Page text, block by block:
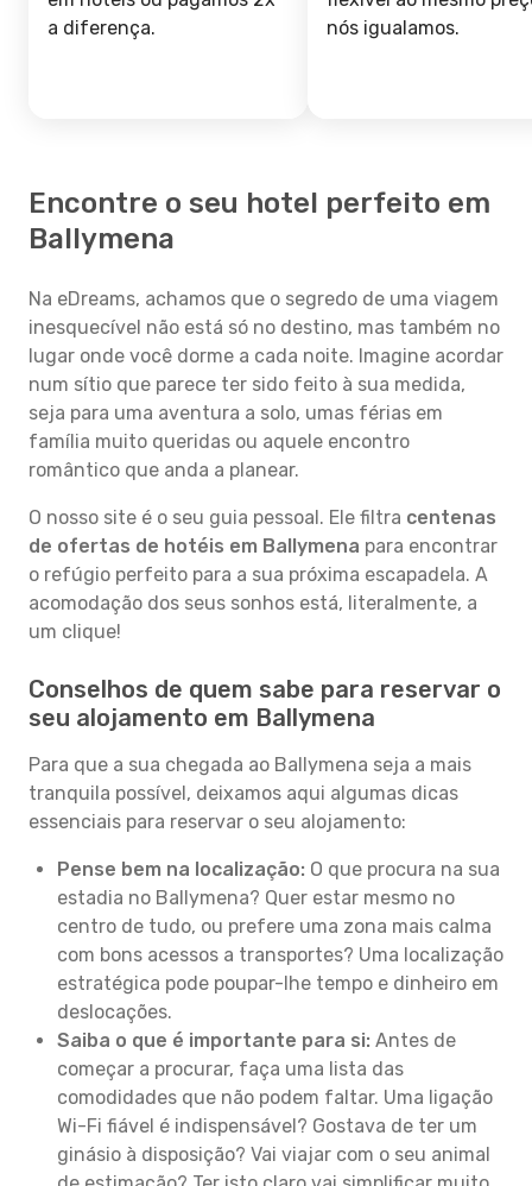
a diferença.
nós igualamos.
Encontre o seu hotel perfeito em
Ballymena
Na eDreams, achamos que o segredo de uma viagem
inesquecível não está só no destino, mas também no
lugar onde você dorme a cada noite. Imagine acordar
num sítio que parece ter sido feito à sua medida,
seja para uma aventura a solo, umas férias em
família muito queridas ou aquele encontro
romântico que anda a planear.
O nosso site é o seu guia pessoal. Ele filtra centenas
de ofertas de hotéis em Ballymena para encontrar
o refúgio perfeito para a sua próxima escapadela. A
acomodação dos seus sonhos está, literalmente, a
um clique!
Conselhos de quem sabe para reservar o
seu alojamento em Ballymena
Para que a sua chegada ao Ballymena seja a mais
tranquila possível, deixamos aqui algumas dicas
essenciais para reservar o seu alojamento:
Pense bem na localização: O que procura na sua
estadia no Ballymena? Quer estar mesmo no
centro de tudo, ou prefere uma zona mais calma
com bons acessos a transportes? Uma localização
estratégica pode poupar-lhe tempo e dinheiro em
deslocações.
Saiba o que é importante para si: Antes de
começar a procurar, faça uma lista das
comodidades que não podem faltar. Uma ligação
Wi-Fi fiável é indispensável? Gostava de ter um
ginásio à disposição? Vai viajar com o seu animal